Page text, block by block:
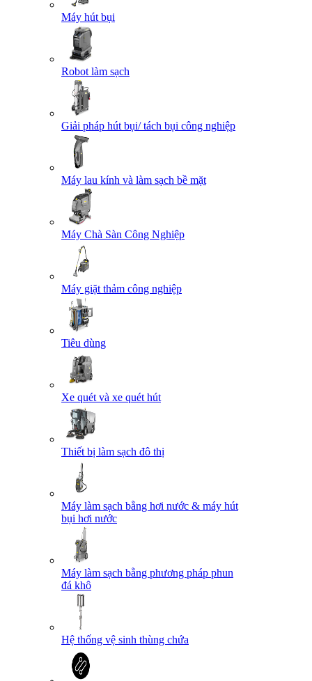
Máy hút bụi
Robot làm sạch
Giải pháp hút bụi/ tách bụi công nghiệp
Máy lau kính và làm sạch bề mặt
Máy Chà Sàn Công Nghiệp
Máy giặt thảm công nghiệp
Tiêu dùng
Xe quét và xe quét hút
Thiết bị làm sạch đô thị
Máy làm sạch bằng hơi nước & máy hút
bụi hơi nước
Máy làm sạch bằng phương pháp phun
đá khô
Hệ thống vệ sinh thùng chứa